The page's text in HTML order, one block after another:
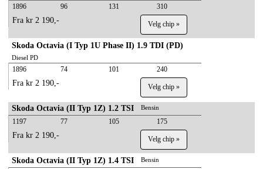
1896 96 131 310
Fra kr 2 190,- Velg chip »
Skoda Octavia (I Typ 1U Phase II) 1.9 TDI (PD)
Diesel PD
1896 74 101 240
Fra kr 2 190,- Velg chip »
Skoda Octavia (II Typ 1Z) 1.2 TSI Bensin
1197 77 105 175
Fra kr 2 190,- Velg chip »
Skoda Octavia (II Typ 1Z) 1.4 TSI Bensin